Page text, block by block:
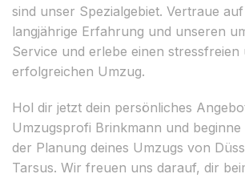
sind unser Spezialgebiet. Vertraue
langjährige Erfahrung und unseren
Service und erlebe einen stressfreien
erfolgreichen Umzug.
Hol dir jetzt dein persönliches
Umzugsprofi Brinkmann und
der Planung deines Umzugs von
Tarsus. Wir freuen uns darauf, dir